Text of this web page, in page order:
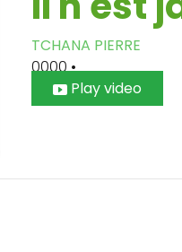
TCHANA PIERRE
0000•
Play video